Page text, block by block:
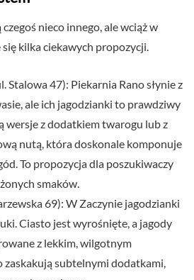
nieco innego, ale wciąż w
kilka ciekawych propozycji.
Stalowa 47): Piekarnia Rano słynie z
ale ich jagodzianki to prawdziwy
wersje z dodatkiem twarogu lub z
nutą, która doskonale komponuje
To propozycja dla poszukiwaczy
smaków.
69): W Zaczynie jagodzianki
Ciasto jest wyrośnięte, a jagody
z lekkim, wilgotnym
zaskakują subtelnymi dodatkami,